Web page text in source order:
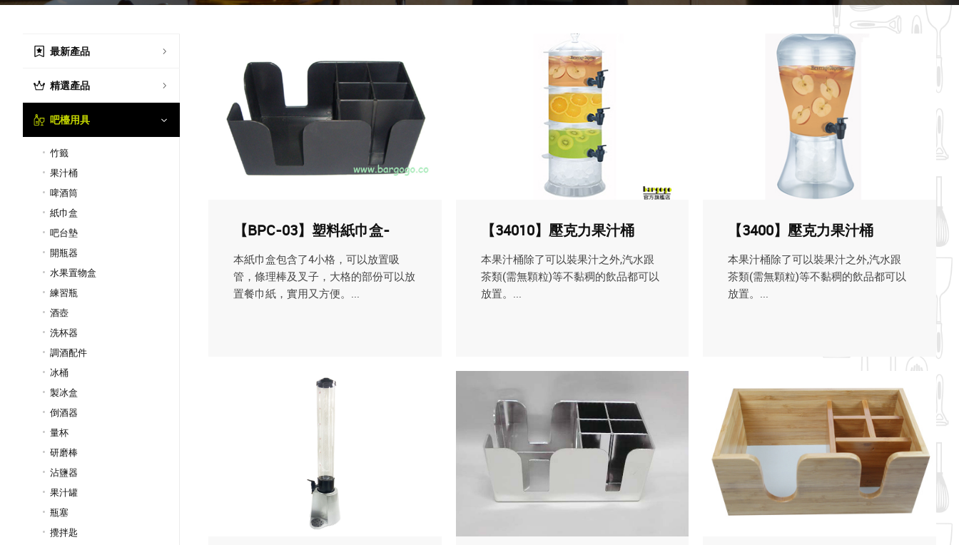
最新產品
精選產品
吧檯用具
竹籤
果汁桶
啤酒筒
紙巾盒
吧台墊
開瓶器
水果置物盒
練習瓶
酒壺
洗杯器
調酒配件
冰桶
製冰盒
倒酒器
量杯
研磨棒
沾鹽器
果汁罐
瓶塞
攪拌匙
【BPC-03】塑料紙巾盒-
本紙巾盒包含了4小格，可以放置吸
管，條理棒及叉子，大格的部份可以放
置餐巾紙，實用又方便。...
【34010】壓克力果汁桶
本果汁桶除了可以裝果汁之外,汽水跟
茶類(需無顆粒)等不黏稠的飲品都可以
放置。...
【3400】壓克力果汁桶
本果汁桶除了可以裝果汁之外,汽水跟
茶類(需無顆粒)等不黏稠的飲品都可以
放置。...